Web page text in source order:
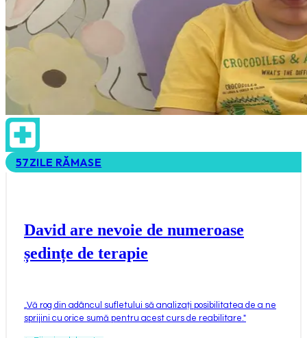
57ZILE RĂMASE
David are nevoie de numeroase
ședințe de terapie
Vă rog din adâncul sufletului să analizați posibilitatea de a ne
sprijini cu orice sumă pentru acest curs de reabilitare. "